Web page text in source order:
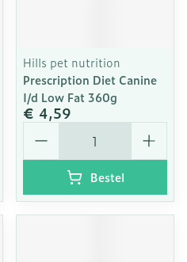
Hills pet nutrition
Prescription Diet Canine
I/d Low Fat 360g
€ 4,59
Aantal
Bestel